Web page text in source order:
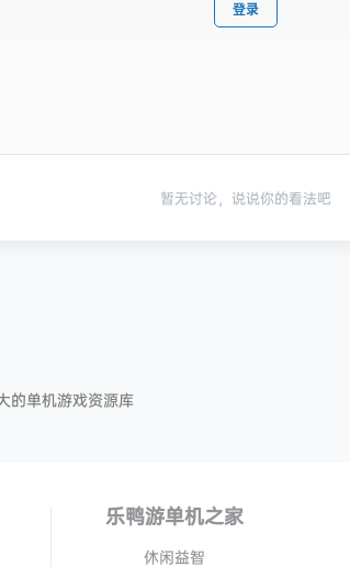
登录
暂无讨论，说说你的看法吧
的单机游戏资源库
乐鸭游单机之家
休闲益智